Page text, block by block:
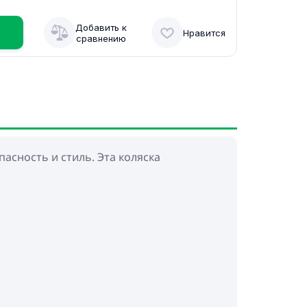
Нравится
Добавить к
сравнению
и стиль. Эта коляска